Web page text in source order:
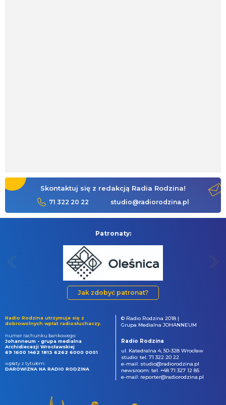
Skontaktuj się z redakcją Radia Rodzina!
71 322 20 22 studio@radiorodzina.pl
Patronaty:
Jak zdobyć patronat?
Radio Rodzina utrzymuje się z
dobrowolnych wpłat radiosłuchaczy.
numer rachunku bankowego:
Johanneum - grupa medialna
Archidiecezji Wrocławskiej
69 1600 1462 1813 6262 6000 0001
wpłaty z tytułem:
DAROWIZNA NA RADIO RODZINA
© Radio Rodzina 2018 |
Grupa Medialna JOHANNEUM
Radio Rodzina
ul. Katedralna 4, 50-328 Wrocław
studio: tel. 71 322 20 22
e-mail: studio@radiorodzina.pl
newsroom: tel. +48 71 327 12 85
e-mail: reporter@radiorodzina.pl